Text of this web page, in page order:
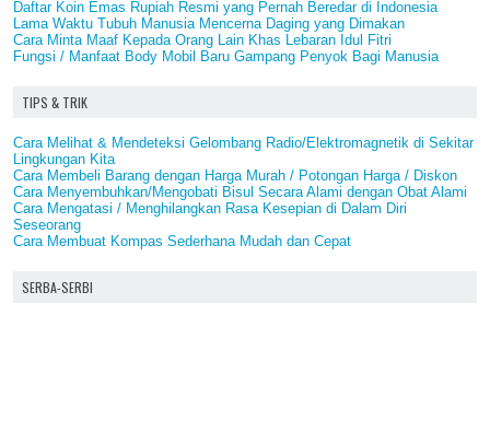
Daftar Koin Emas Rupiah Resmi yang Pernah Beredar di Indonesia
Lama Waktu Tubuh Manusia Mencerna Daging yang Dimakan
Cara Minta Maaf Kepada Orang Lain Khas Lebaran Idul Fitri
Fungsi / Manfaat Body Mobil Baru Gampang Penyok Bagi Manusia
TIPS & TRIK
Cara Melihat & Mendeteksi Gelombang Radio/Elektromagnetik di Sekitar
Lingkungan Kita
Cara Membeli Barang dengan Harga Murah / Potongan Harga / Diskon
Cara Menyembuhkan/Mengobati Bisul Secara Alami dengan Obat Alami
Cara Mengatasi / Menghilangkan Rasa Kesepian di Dalam Diri
Seseorang
Cara Membuat Kompas Sederhana Mudah dan Cepat
SERBA-SERBI